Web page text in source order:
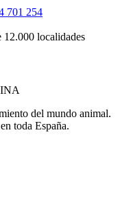
701 254
12.000 localidades
del mundo animal.
toda España.